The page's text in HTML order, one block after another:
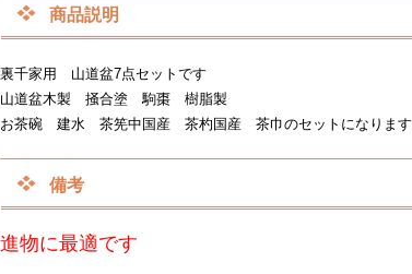
商品説明
裏千家用 山道盆7点セットです
山道盆木製 掻合塗 駒棗 樹脂製
お茶碗 建水 茶筅中国産 茶杓国産 茶巾のセットになります
備考
進物に最適です